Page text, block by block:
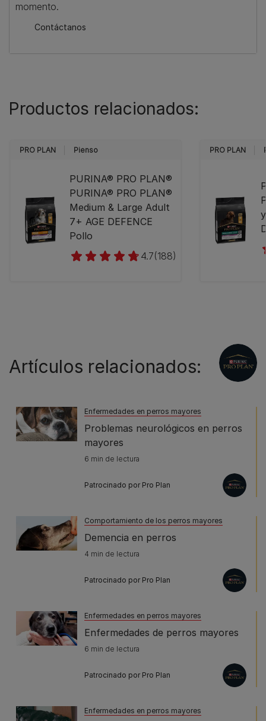
momento.
Contáctanos
Productos relacionados:
PRO PLAN Pienso
​PURINA® PRO PLAN®
PURINA® PRO PLAN®
Medium & Large Adult
7+ AGE DEFENCE
Pollo
4.7(188)
PRO PLAN
Artículos relacionados:
Enfermedades en perros mayores
Problemas neurológicos en perros
mayores
6 min de lectura
Patrocinado por Pro Plan
Comportamiento de los perros mayores
Demencia en perros
4 min de lectura
Patrocinado por Pro Plan
Enfermedades en perros mayores
Enfermedades de perros mayores
6 min de lectura
Patrocinado por Pro Plan
Enfermedades en perros mayores